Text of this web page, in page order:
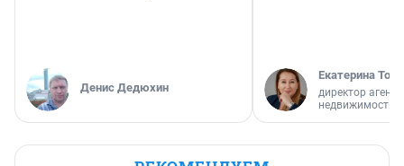
Денис Дедюхин
Екатерина
директор
недвижимости